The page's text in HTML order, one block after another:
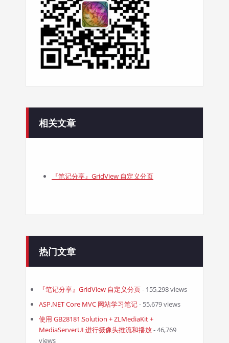
相关文章
『笔记分享』GridView 自定义分页
热门文章
『笔记分享』GridView 自定义分页- 155,298 views
ASP.NET Core MVC 网站学习笔记- 55,679 views
使用 GB28181.Solution + ZLMediaKit +
MediaServerUI 进行摄像头推流和播放- 46,769
views